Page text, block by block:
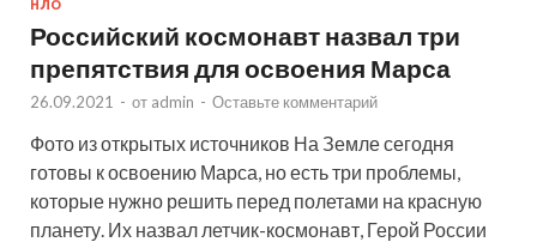
НЛО
Российский космонавт назвал три
препятствия для освоения Марса
26.09.2021 - от admin - Оставьте комментарий
Фото из открытых источников На Земле сегодня
готовы к освоению Марса, но есть три проблемы,
которые нужно решить перед полетами на красную
планету. Их назвал летчик-космонавт, Герой России